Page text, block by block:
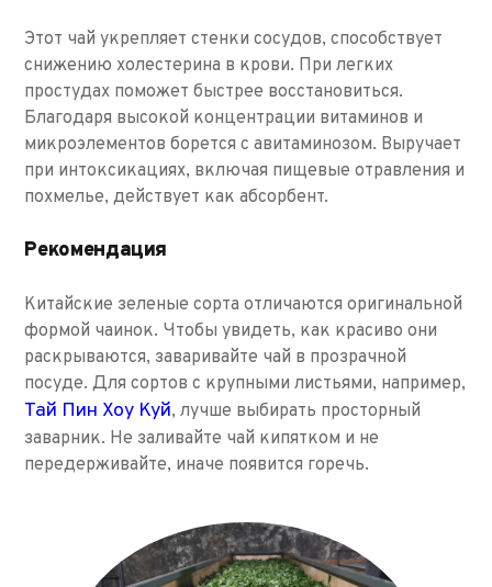
Этот чай укрепляет стенки сосудов, способствует
снижению холестерина в крови. При легких
простудах поможет быстрее восстановиться.
Благодаря высокой концентрации витаминов и
микроэлементов борется с авитаминозом. Выручает
при интоксикациях, включая пищевые отравления и
похмелье, действует как абсорбент.
Рекомендация
Китайские зеленые сорта отличаются оригинальной
формой чаинок. Чтобы увидеть, как красиво они
раскрываются, заваривайте чай в прозрачной
посуде. Для сортов с крупными листьями, например,
Тай Пин Хоу Куй, лучше выбирать просторный
заварник. Не заливайте чай кипятком и не
передерживайте, иначе появится горечь.